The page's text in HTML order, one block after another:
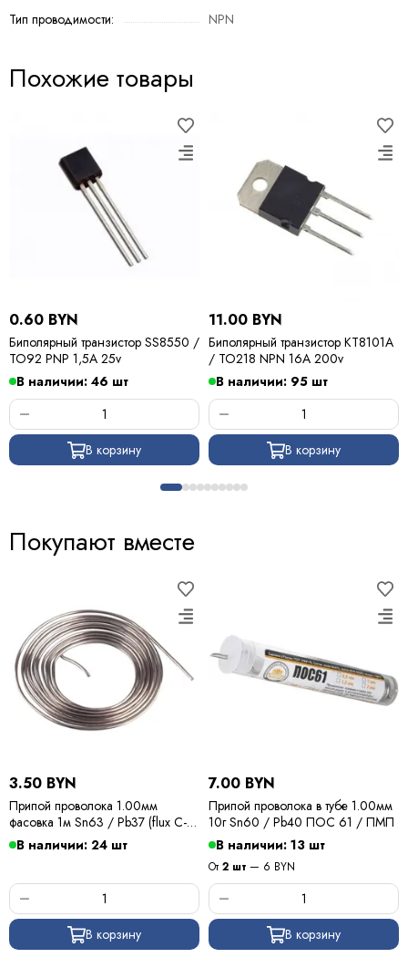
Тип проводимости:
NPN
Похожие товары
0.60 BYN
Биполярный транзистор SS8550 /
TO92 PNP 1,5A 25v
В наличии: 46 шт
В корзину
11.00 BYN
Биполярный транзистор КТ8101А
/ TO218 NPN 16A 200v
В наличии: 95 шт
В корзину
Покупают вместе
3.50 BYN
Припой проволока 1.00мм
фасовка 1м Sn63 / Pb37 (flux C-6)
ПОС 63 / Kewei
В наличии: 24 шт
В корзину
7.00 BYN
Припой проволока в тубе 1.00мм
10г Sn60 / Pb40 ПОС 61 / ПМП
В наличии: 13 шт
От2 шт — 6 BYN
В корзину